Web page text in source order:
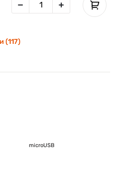
(117)
microUSB